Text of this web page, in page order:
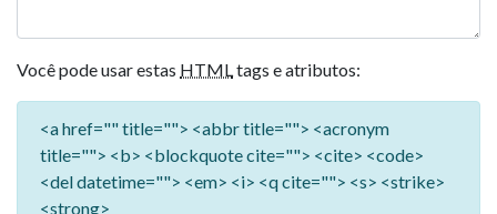
Você pode usar estas HTMLtags e atributos:
<a href="" title=""> <abbr title=""> <acronym
title=""> <b> <blockquote cite=""> <cite> <code>
<del datetime=""> <em> <i> <q cite=""> <s> <strike>
<strong>